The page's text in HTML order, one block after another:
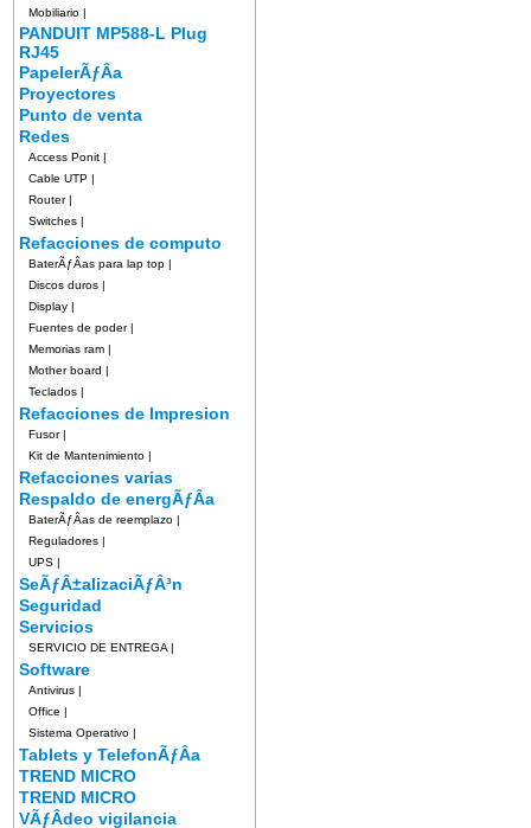
Mobiliario |
PANDUIT MP588-L Plug
RJ45
PapelerÃƒÂ­a
Proyectores
Punto de venta
Redes
Access Ponit |
Cable UTP |
Router|
Switches |
Refacciones de computo
BaterÃƒÂ­as para lap top |
Discos duros |
Display |
Fuentes de poder|
Memorias ram |
Mother board |
Teclados |
Refacciones de Impresion
Fusor|
Kit de Mantenimiento |
Refacciones varias
Respaldo de energÃƒÂ­a
BaterÃƒÂ­as de reemplazo |
Reguladores |
UPS |
SeÃƒÂ±alizaciÃƒÂ³n
Seguridad
Servicios
SERVICIO DE ENTREGA |
Software
Antivirus |
Office |
Sistema Operativo |
Tablets y TelefonÃƒÂ­a
TREND MICRO
TREND MICRO
VÃƒÂ­deo vigilancia